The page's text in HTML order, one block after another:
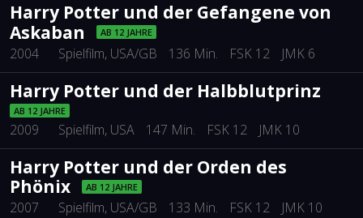
Harry Potter und der Gefangene von
Askaban
AB 12 JAHRE
2004 Spielfilm, USA/GB 136 Min. FSK 12 JMK 6
Harry Potter und der Halbblutprinz
AB 12 JAHRE
2009 Spielfilm, USA 147 Min. FSK 12 JMK 10
Harry Potter und der Orden des
Phönix
AB 12 JAHRE
2007 Spielfilm, USA/GB 133 Min. FSK 12 JMK 10